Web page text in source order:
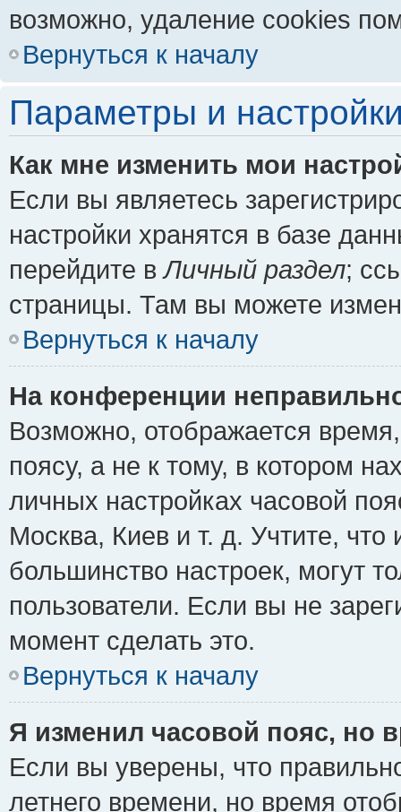
возможно, удаление cookies
Вернуться к началу
Параметры и
Как мне изменить мои
Если вы являетесь
настройки хранятся в базе
перейдите вЛичный раздел;
страницы. Там вы можете
Вернуться к началу
На конференции
Возможно, отображается
поясу, а не к тому, в котором
личных настройках часовой
Москва, Киев и т. д. Учтите, что
большинство настроек, могут
пользователи. Если вы не
момент сделать это.
Вернуться к началу
Я изменил часовой пояс, но
Если вы уверены, что
летнего времени, но время